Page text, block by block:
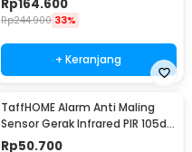
Rp164.600
Rp244.900 33%
+ Keranjang
TaffHOME Alarm Anti Maling
Sensor Gerak Infrared PIR 105dB
2 Remot - YL105
Rp50.700